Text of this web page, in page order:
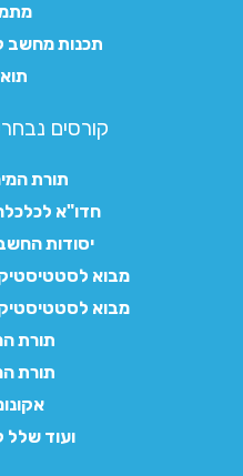
תכנות מחשב
קורסים
תורת המימון
חדו"א לכלכלה
יסודות
מבוא
מבוא
תורת
תורת
ועוד שלל